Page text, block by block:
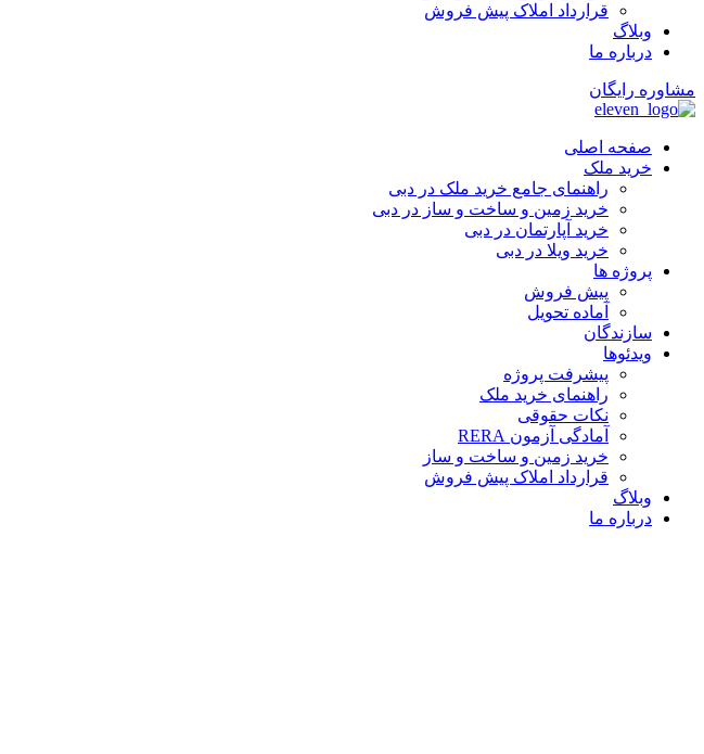
قرارداد املاک پیش فروش
وبلاگ
درباره ما
مشاوره رایگان
صفحه اصلی
خرید ملک
راهنمای جامع خرید ملک در دبی
خرید زمین و ساخت‌ و ساز در دبی
خرید آپارتمان در دبی
خرید ویلا در دبی
پروژه ها
پیش فروش
آماده تحویل
سازندگان
ویدئوها
پیشرفت پروژه
راهنمای خرید ملک
نکات حقوقی
آمادگی آزمون RERA
خرید زمین و ساخت و ساز
قرارداد املاک پیش فروش
وبلاگ
درباره ما